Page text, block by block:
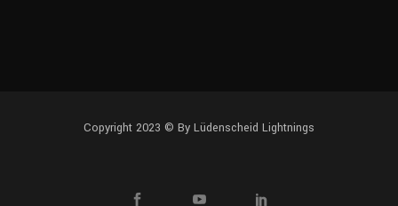
Copyright 2023 © By Lüdenscheid Lightnings